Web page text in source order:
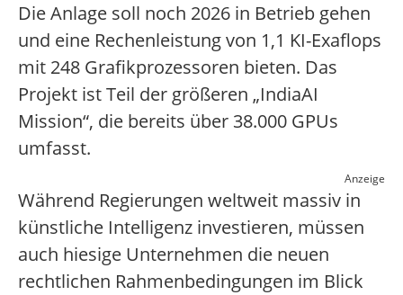
Die Anlage soll noch 2026 in Betrieb gehen
und eine Rechenleistung von 1,1 KI-Exaflops
mit 248 Grafikprozessoren bieten. Das
Projekt ist Teil der größeren „IndiaAI
Mission“, die bereits über 38.000 GPUs
umfasst.
Anzeige
Während Regierungen weltweit massiv in
künstliche Intelligenz investieren, müssen
auch hiesige Unternehmen die neuen
rechtlichen Rahmenbedingungen im Blick